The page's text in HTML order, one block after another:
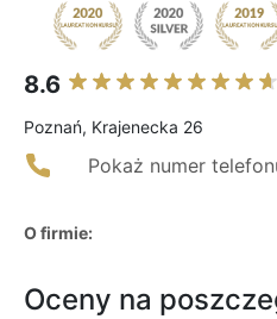
8.6
Poznań, Krajenecka 26
Pokaż numer
O firmie:
Oceny na